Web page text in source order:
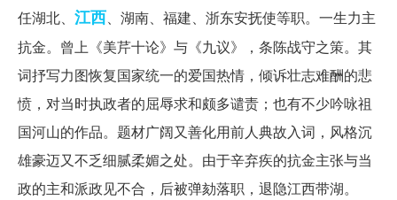
任湖北、 江西、湖南、福建、浙东安抚使等职。一生力主
抗金。曾上《美芹十论》与《九议》，条陈战守之策。其
词抒写力图恢复国家统一的爱国热情，倾诉壮志难酬的悲
愤，对当时执政者的屈辱求和颇多谴责；也有不少吟咏祖
国河山的作品。题材广阔又善化用前人典故入词，风格沉
雄豪迈又不乏细腻柔媚之处。由于辛弃疾的抗金主张与当
政的主和派政见不合，后被弹劾落职，退隐江西带湖。